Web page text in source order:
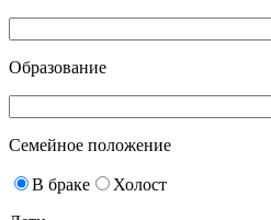
Образование
Семейное положение
В браке
Холост